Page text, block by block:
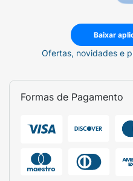
Baixar
Ofertas, novidades e
Formas de Pagamento